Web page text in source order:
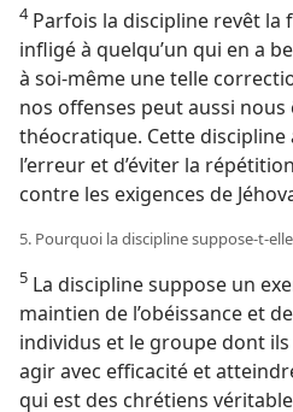
4Parfois la discipline revêt la
infligé à quelqu’un qui en a
à soi-​même une telle
nos offenses peut aussi
théocratique. Cette
l’erreur et d’éviter la
contre les exigences de
5. Pourquoi la discipline suppose-​t-​
5 La discipline suppose un
maintien de l’obéissance et
individus et le groupe dont
agir avec efficacité et
qui est des chrétiens